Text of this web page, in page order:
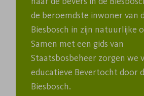
de beroemdste inwoner van
Biesbosch in zijn natuurlijke
Samen met een gids van
Staatsbosbeheer zorgen we
educatieve Bevertocht door
Biesbosch.